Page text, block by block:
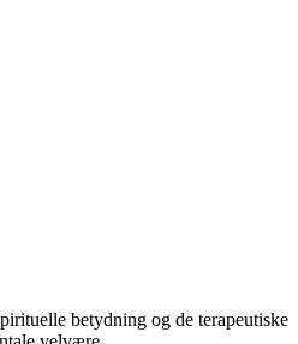
betydning og de terapeutiske